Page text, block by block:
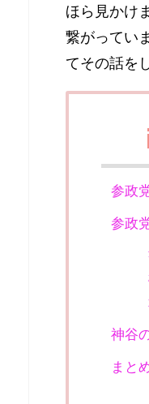
ほら見かけ
繋がってい
てその話を
参政
参政
神谷
まと